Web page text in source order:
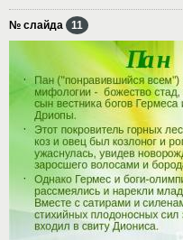
№ слайда 11